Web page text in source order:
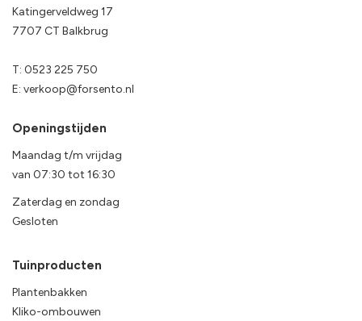
Katingerveldweg 17
7707 CT Balkbrug
T: 0523 225 750
E: verkoop@forsento.nl
Openingstijden
Maandag t/m vrijdag
van 07:30 tot 16:30
Zaterdag en zondag
Gesloten
Tuinproducten
Plantenbakken
Kliko-ombouwen